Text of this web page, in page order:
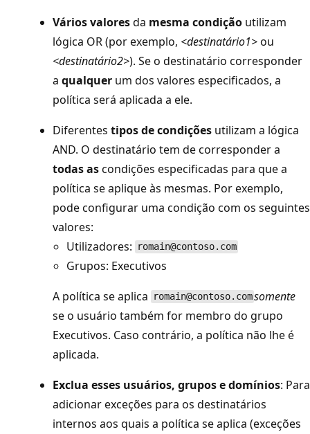
Vários valoresda mesma condição utilizam
lógica OR (por exemplo, <destinatário1>ou
<destinatário2>). Se o destinatário corresponder
a qualquer um dos valores especificados, a
política será aplicada a ele.
Diferentes tipos de condições utilizam a lógica
AND. O destinatário tem de corresponder a
todas ascondições especificadas para que a
política se aplique às mesmas. Por exemplo,
pode configurar uma condição com os seguintes
valores:
Utilizadores:
romain@contoso.com
Grupos: Executivos
A política se aplica
romain@contoso.comsomente
se o usuário também for membro do grupo
Executivos. Caso contrário, a política não lhe é
aplicada.
Exclua esses usuários, grupos e domínios: Para
adicionar exceções para os destinatários
internos aos quais a política se aplica (exceções